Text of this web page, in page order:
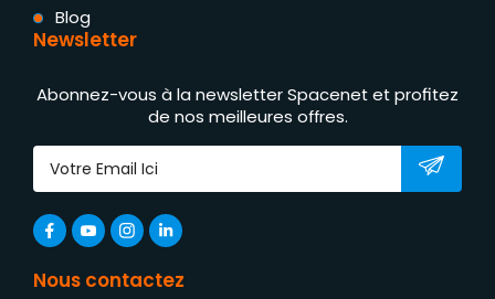
Blog
Newsletter
Abonnez-vous à la newsletter Spacenet et profitez
de nos meilleures offres.
Nous contactez